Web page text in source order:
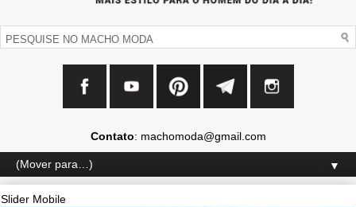
Contato: machomoda@gmail.com
▼
Slider Mobile